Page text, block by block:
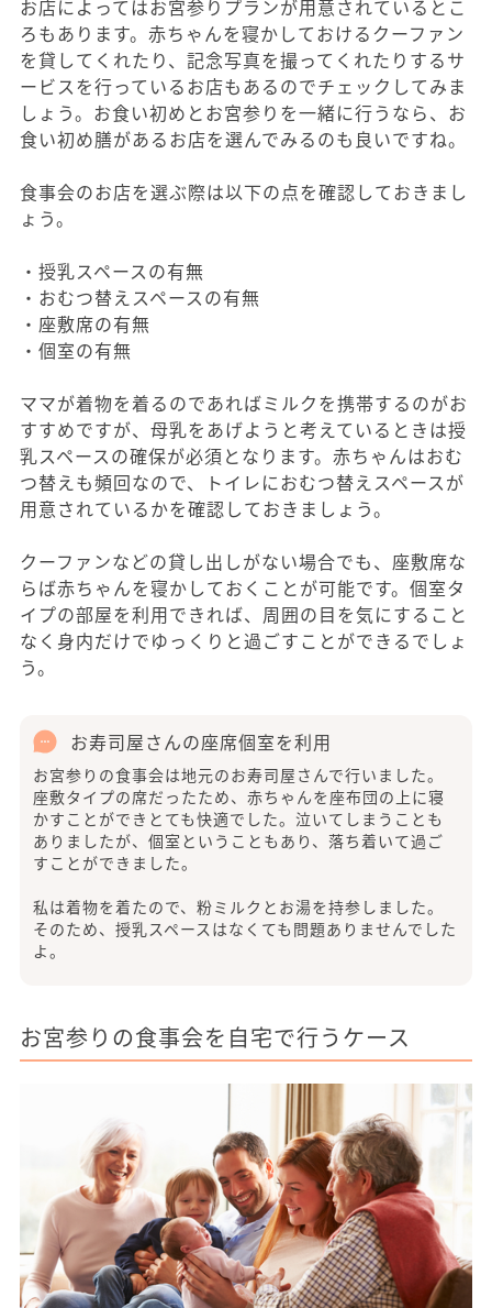
お店によってはお宮参りプランが用意されているとこ
ろもあります。赤ちゃんを寝かしておけるクーファン
を貸してくれたり、記念写真を撮ってくれたりするサ
ービスを行っているお店もあるのでチェックしてみま
しょう。お食い初めとお宮参りを一緒に行うなら、お
食い初め膳があるお店を選んでみるのも良いですね。
食事会のお店を選ぶ際は以下の点を確認しておきまし
ょう。
・授乳スペースの有無
・おむつ替えスペースの有無
・座敷席の有無
・個室の有無
ママが着物を着るのであればミルクを携帯するのがお
すすめですが、母乳をあげようと考えているときは授
乳スペースの確保が必須となります。赤ちゃんはおむ
つ替えも頻回なので、トイレにおむつ替えスペースが
用意されているかを確認しておきましょう。
クーファンなどの貸し出しがない場合でも、座敷席な
らば赤ちゃんを寝かしておくことが可能です。個室タ
イプの部屋を利用できれば、周囲の目を気にすること
なく身内だけでゆっくりと過ごすことができるでしょ
う。
お寿司屋さんの座席個室を利用
お宮参りの食事会は地元のお寿司屋さんで行いました。
座敷タイプの席だったため、赤ちゃんを座布団の上に寝
かすことができとても快適でした。泣いてしまうことも
ありましたが、個室ということもあり、落ち着いて過ご
すことができました。
私は着物を着たので、粉ミルクとお湯を持参しました。
そのため、授乳スペースはなくても問題ありませんでした
よ。
お宮参りの食事会を自宅で行うケース